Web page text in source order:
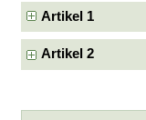
Artikel 1
Artikel 2